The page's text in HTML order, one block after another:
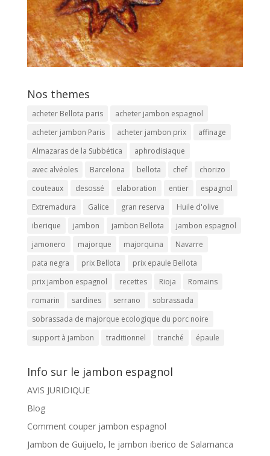
Nos themes
acheter Bellota paris
acheter jambon espagnol
acheter jambon Paris
acheter jambon prix
affinage
Almazaras de la Subbética
aphrodisiaque
avec alvéoles
Barcelona bellota chef
chorizo
couteaux
desossé elaboration entier
espagnol
Extremadura
Galice gran reserva
Huile d'olive
iberique
jambon jambon Bellota
jambon espagnol
jamonero
majorque majorquina
Navarre
pata negra
prix Bellota
prix epaule Bellota
prix jambon espagnol
recettes Rioja
Romains
romarin
sardines serrano
sobrassada
sobrassada de majorque ecologique du porc noire
support à jambon
traditionnel tranché épaule
Info sur le jambon espagnol
AVIS JURIDIQUE
Blog
Comment couper jambon espagnol
Jambon de Guijuelo, le jambon iberico de Salamanca